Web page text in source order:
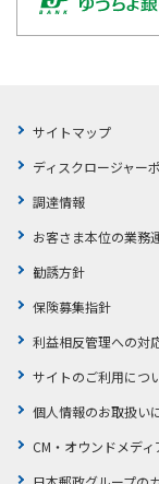
サイトマップ
ディスクロージャー
調達情報
お客さま本位の業務
勧誘方針
保険募集指針
利益相反管理への対
サイトのご利用につ
個人情報のお取扱い
CM・オウンドメデ